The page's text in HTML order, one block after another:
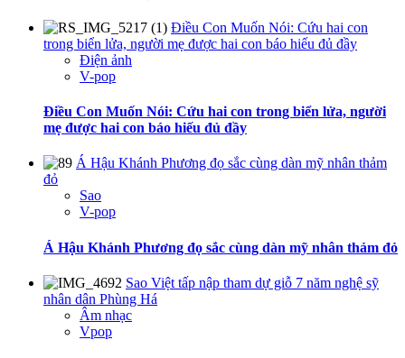
Điều Con Muốn Nói: Cứu hai con
trong biển lửa, người mẹ được hai con báo hiếu đủ đầy
Điện ảnh
V-pop
Điều Con Muốn Nói: Cứu hai con trong biển lửa, người
mẹ được hai con báo hiếu đủ đầy
Á Hậu Khánh Phương đọ sắc cùng dàn mỹ nhân thảm
đỏ
Sao
V-pop
Á Hậu Khánh Phương đọ sắc cùng dàn mỹ nhân thảm đỏ
Sao Việt tấp nập tham dự giỗ 7 năm nghệ sỹ
nhân dân Phùng Há
Âm nhạc
Vpop